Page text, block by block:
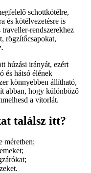
schottkötélre,
és kötélvezetésre is
rendszerekhez
rögzítőcsapokat,
húzási irányát, ezért
és hátsó élének
könnyebben állítható,
abban, hogy különböző
a vitorlát.
találsz itt?
méretben;